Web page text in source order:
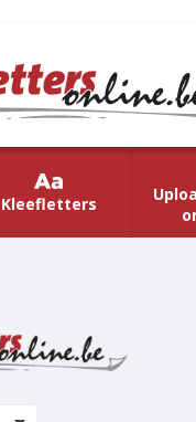
Kleefletters